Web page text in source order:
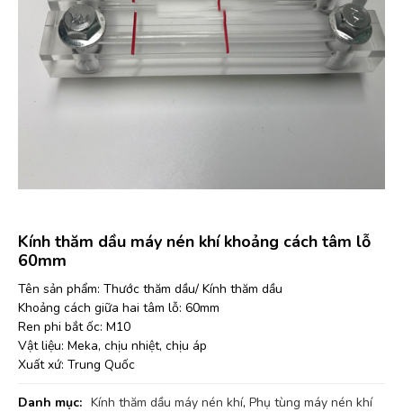
Kính thăm dầu máy nén khí khoảng cách tâm lỗ
60mm
Tên sản phẩm: Thước thăm dầu/ Kính thăm dầu
Khoảng cách giữa hai tâm lỗ: 60mm
Ren phi bắt ốc: M10
Vật liệu: Meka, chịu nhiệt, chịu áp
Xuất xứ: Trung Quốc
Danh mục: Kính thăm dầu máy nén khí, Phụ tùng máy nén khí